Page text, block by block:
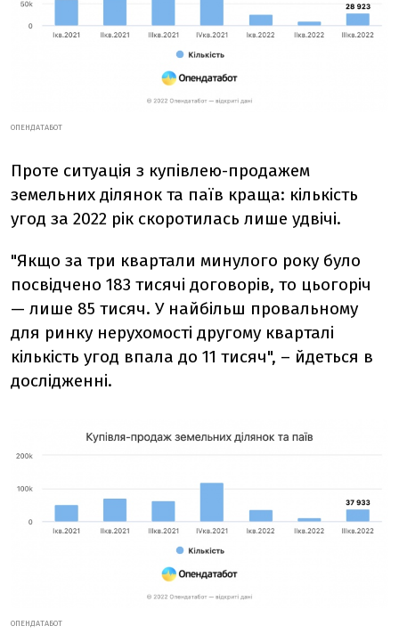
ОПЕНДАТАБОТ
Проте ситуація з купівлею-продажем
земельних ділянок та паїв краща: кількість
угод за 2022 рік скоротилась лише удвічі.
"Якщо за три квартали минулого року було
посвідчено 183 тисячі договорів, то цьогоріч
— лише 85 тисяч. У найбільш провальному
для ринку нерухомості другому кварталі
кількість угод впала до 11 тисяч", – йдеться в
дослідженні.
ОПЕНДАТАБОТ